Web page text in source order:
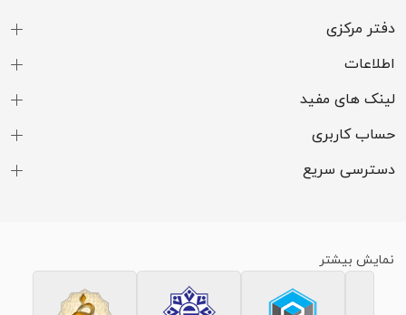
دفتر مرکزی
اطلاعات
لینک های مفید
حساب کاربری
دسترسی سریع
نمایش بیشتر